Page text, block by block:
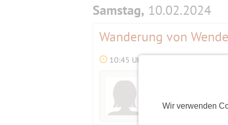
Wir verwenden
Samstag, 10.02.2024
Wanderung von
10:45 Uhr